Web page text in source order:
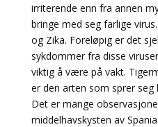
irriterende enn fra annen
bringe med seg farlige
og Zika. Foreløpig er det
sykdommer fra disse
viktig å være på vakt.
er den arten som sprer seg
Det er mange
middelhavskysten av Spania.